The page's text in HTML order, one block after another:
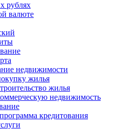
рублях
валюте
недвижимости
жилья
жилья
недвижимость
кредитования